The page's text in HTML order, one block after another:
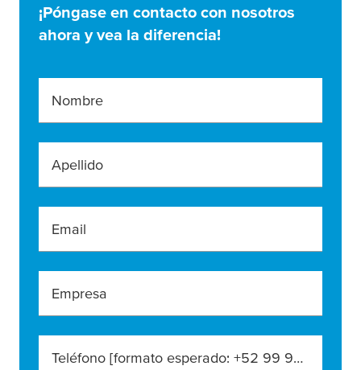
¡Póngase en contacto con nosotros
ahora y vea la diferencia!
Nombre
Apellido
Email
Empresa
Teléfono [formato esperado: +52 99 99 99 9999]